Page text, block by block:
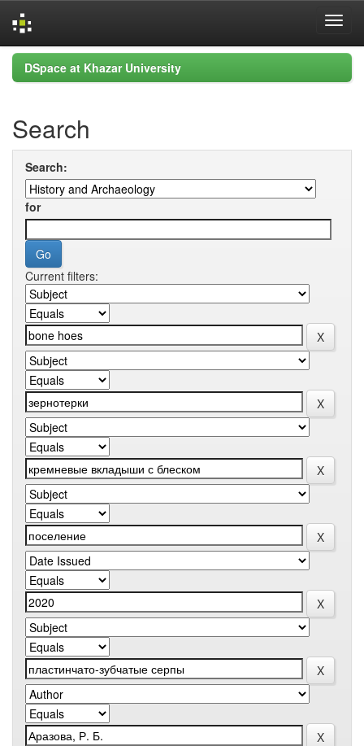
Skip
navigation
DSpace at Khazar University
Search
Search:
for
Current filters: